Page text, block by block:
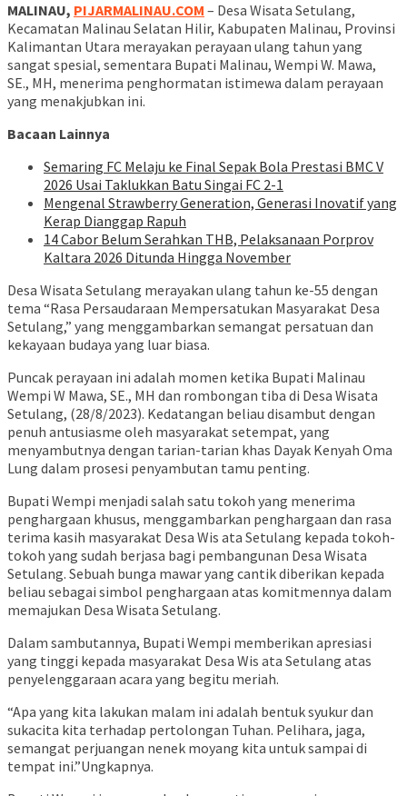
MALINAU, PIJARMALINAU.COM – Desa Wisata Setulang,
Kecamatan Malinau Selatan Hilir, Kabupaten Malinau, Provinsi
Kalimantan Utara merayakan perayaan ulang tahun yang
sangat spesial, sementara Bupati Malinau, Wempi W. Mawa,
SE., MH, menerima penghormatan istimewa dalam perayaan
yang menakjubkan ini.
Bacaan Lainnya
Semaring FC Melaju ke Final Sepak Bola Prestasi BMC V
2026 Usai Taklukkan Batu Singai FC 2-1
Mengenal Strawberry Generation, Generasi Inovatif yang
Kerap Dianggap Rapuh
14 Cabor Belum Serahkan THB, Pelaksanaan Porprov
Kaltara 2026 Ditunda Hingga November
Desa Wisata Setulang merayakan ulang tahun ke-55 dengan
tema “Rasa Persaudaraan Mempersatukan Masyarakat Desa
Setulang,” yang menggambarkan semangat persatuan dan
kekayaan budaya yang luar biasa.
Puncak perayaan ini adalah momen ketika Bupati Malinau
Wempi W Mawa, SE., MH dan rombongan tiba di Desa Wisata
Setulang, (28/8/2023). Kedatangan beliau disambut dengan
penuh antusiasme oleh masyarakat setempat, yang
menyambutnya dengan tarian-tarian khas Dayak Kenyah Oma
Lung dalam prosesi penyambutan tamu penting.
Bupati Wempi menjadi salah satu tokoh yang menerima
penghargaan khusus, menggambarkan penghargaan dan rasa
terima kasih masyarakat Desa Wis ata Setulang kepada tokoh-
tokoh yang sudah berjasa bagi pembangunan Desa Wisata
Setulang. Sebuah bunga mawar yang cantik diberikan kepada
beliau sebagai simbol penghargaan atas komitmennya dalam
memajukan Desa Wisata Setulang.
Dalam sambutannya, Bupati Wempi memberikan apresiasi
yang tinggi kepada masyarakat Desa Wis ata Setulang atas
penyelenggaraan acara yang begitu meriah.
“Apa yang kita lakukan malam ini adalah bentuk syukur dan
sukacita kita terhadap pertolongan Tuhan. Pelihara, jaga,
semangat perjuangan nenek moyang kita untuk sampai di
tempat ini.”Ungkapnya.